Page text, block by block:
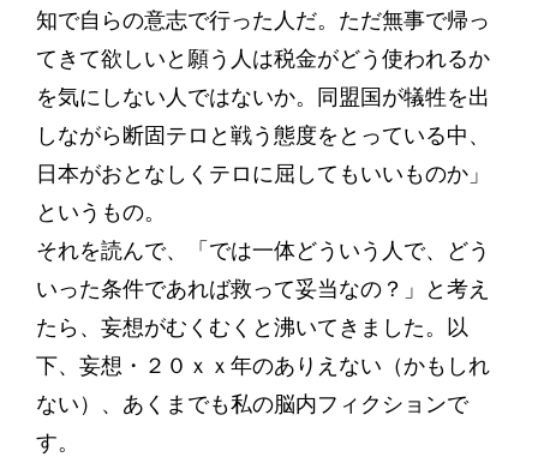
知で自らの意志で行った人だ。ただ無事で帰っ
てきて欲しいと願う人は税金がどう使われるか
を気にしない人ではないか。同盟国が犠牲を出
しながら断固テロと戦う態度をとっている中、
日本がおとなしくテロに屈してもいいものか」
というもの。
それを読んで、「では一体どういう人で、どう
いった条件であれば救って妥当なの？」と考え
たら、妄想がむくむくと沸いてきました。以
下、妄想・２０ｘｘ年のありえない（かもしれ
ない）、あくまでも私の脳内フィクションで
す。